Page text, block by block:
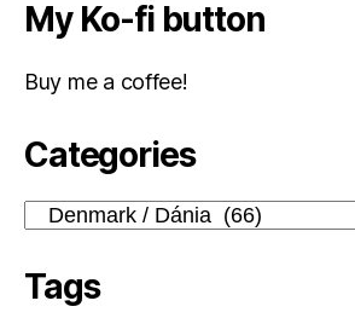
My Ko-fi button
Buy me a coffee!
Categories
Categories
Tags